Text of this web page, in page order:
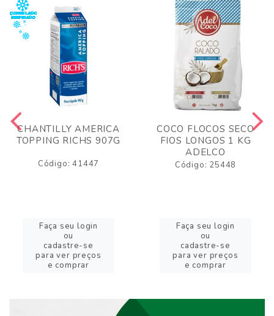
CHANTILLY AMERICA
TOPPING RICHS 907G
Código: 41447
Faça seu login
ou
cadastre-se
para ver preços
e comprar
COCO FLOCOS SECO
FIOS LONGOS 1 KG
ADELCO
Código: 25448
Faça seu login
ou
cadastre-se
para ver preços
e comprar